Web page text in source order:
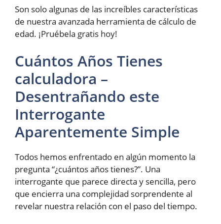
Son solo algunas de las increíbles características
de nuestra avanzada herramienta de cálculo de
edad. ¡Pruébela gratis hoy!
Cuántos Años Tienes
calculadora –
Desentrañando este
Interrogante
Aparentemente Simple
Todos hemos enfrentado en algún momento la
pregunta “¿cuántos años tienes?”. Una
interrogante que parece directa y sencilla, pero
que encierra una complejidad sorprendente al
revelar nuestra relación con el paso del tiempo.